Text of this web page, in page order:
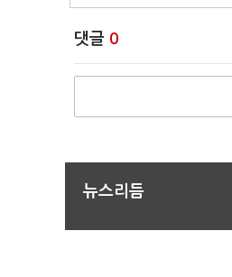
댓글 0
뉴스리듬